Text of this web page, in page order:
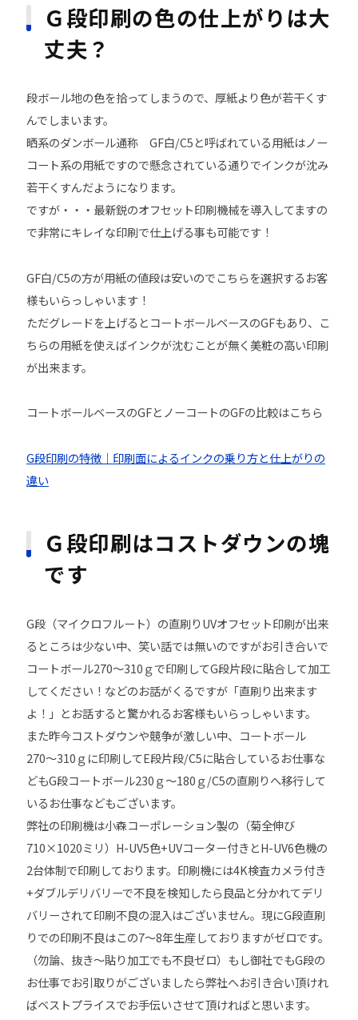
Ｇ段印刷の色の仕上がりは大
丈夫？
段ボール地の色を拾ってしまうので、厚紙より色が若干くす
んでしまいます。
晒系のダンボール通称 GF白/C5と呼ばれている用紙はノー
コート系の用紙ですので懸念されている通りでインクが沈み
若干くすんだようになります。
ですが・・・最新鋭のオフセット印刷機械を導入してますの
で非常にキレイな印刷で仕上げる事も可能です！
GF白/C5の方が用紙の値段は安いのでこちらを選択するお客
様もいらっしゃいます！
ただグレードを上げるとコートボールベースのGFもあり、こ
ちらの用紙を使えばインクが沈むことが無く美粧の高い印刷
が出来ます。
コートボールベースのGFとノーコートのGFの比較はこちら
G段印刷の特徴｜印刷面によるインクの乗り方と仕上がりの
違い
Ｇ段印刷はコストダウンの塊
です
G段（マイクロフルート）の直刷りUVオフセット印刷が出来
るところは少ない中、笑い話では無いのですがお引き合いで
コートボール270〜310ｇで印刷してG段片段に貼合して加工
してください！などのお話がくるですが「直刷り出来ます
よ！」とお話すると驚かれるお客様もいらっしゃいます。
また昨今コストダウンや競争が激しい中、コートボール
270〜310ｇに印刷してE段片段/C5に貼合しているお仕事な
どもG段コートボール230ｇ〜180ｇ/C5の直刷りへ移行して
いるお仕事などもございます。
弊社の印刷機は小森コーポレーション製の（菊全伸び
710×1020ミリ）H-UV5色+UVコーター付きとH-UV6色機の
2台体制で印刷しております。印刷機には4K検査カメラ付き
+ダブルデリバリーで不良を検知したら良品と分かれてデリ
バリーされて印刷不良の混入はございません。現にG段直刷
りでの印刷不良はこの7〜8年生産しておりますがゼロです。
（勿論、抜き〜貼り加工でも不良ゼロ）もし御社でもG段の
お仕事でお引取りがございましたら弊社へお引き合い頂けれ
ばベストプライスでお手伝いさせて頂ければと思います。